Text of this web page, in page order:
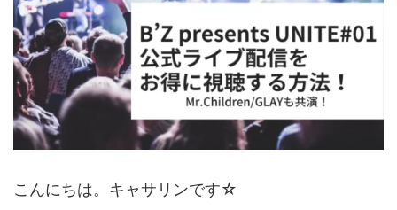
こんにちは。キャサリンです☆